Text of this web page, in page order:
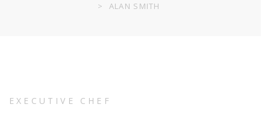
>
ALAN SMITH
EXECUTIVE CHEF